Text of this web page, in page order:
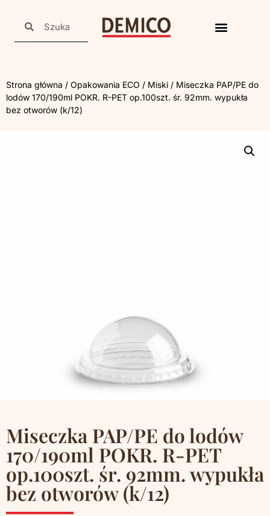
Strona główna / Opakowania ECO / Miski / Miseczka PAP/PE do
lodów 170/190ml POKR. R-PET op.100szt. śr. 92mm. wypukła
bez otworów (k/12)
Miseczka PAP/PE do lodów
170/190ml POKR. R-PET
op.100szt. śr. 92mm. wypukła
bez otworów (k/12)